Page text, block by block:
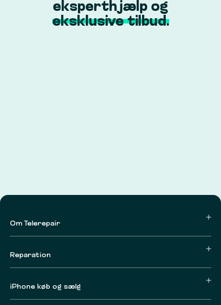
Ring til os:
+45 70 60 55 90
eksperthjælp og
eksklusive tilbud.
Om Telerepair
Reparation
iPhone køb og sælg